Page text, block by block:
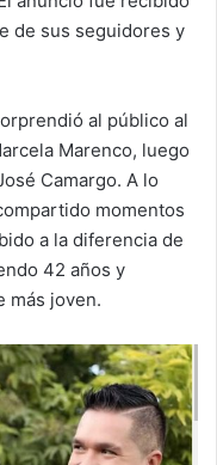
de sus seguidores y
al público al
Marenco, luego
Camargo. A lo
momentos
a la diferencia de
42 años y
más joven.